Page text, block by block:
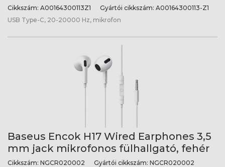
Cikkszám: A00164300113Z1 Gyártói cikkszám: A00164300113-Z1
USB Type-C, 20-20000 Hz, mikrofon
Baseus Encok H17 Wired Earphones 3,5
mm jack mikrofonos fülhallgató, fehér
Cikkszám: NGCR020002 Gyártói cikkszám: NGCR020002